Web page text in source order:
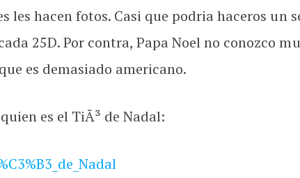
les hacen fotos. Casi que podria haceros un
25D. Por contra, Papa Noel no conozco
es demasiado americano.
es el TiÃ³ de Nadal: